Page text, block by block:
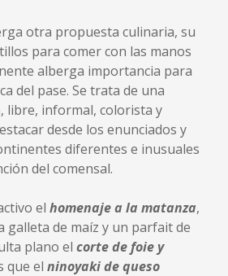
otra propuesta culinaria, su
para comer con las manos
alberga importancia para
del pase. Se trata de una
libre, informal, colorista y
desde los enunciados y
diferentes e inusuales
del comensal.
el homenaje a la matanza,
galleta de maíz y un parfait de
plano el corte de foie y
que el ninoyaki de queso